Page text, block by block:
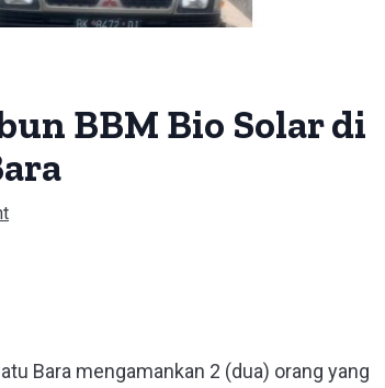
BBM Bio Solar di
Bara mengamankan 2 (dua) orang yang